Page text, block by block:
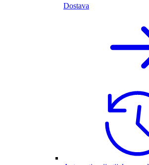
Dostava